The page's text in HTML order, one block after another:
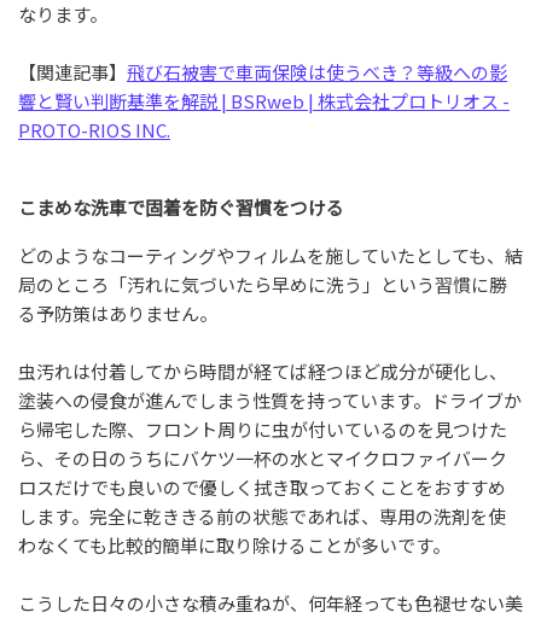
なります。
【関連記事】 飛び石被害で車両保険は使うべき？等級への影
響と賢い判断基準を解説 | BSRweb | 株式会社プロトリオス -
PROTO-RIOS INC.
こまめな洗車で固着を防ぐ習慣をつける
どのようなコーティングやフィルムを施していたとしても、結
局のところ「汚れに気づいたら早めに洗う」という習慣に勝
る予防策はありません。
虫汚れは付着してから時間が経てば経つほど成分が硬化し、
塗装への侵食が進んでしまう性質を持っています。ドライブか
ら帰宅した際、フロント周りに虫が付いているのを見つけた
ら、その日のうちにバケツ一杯の水とマイクロファイバーク
ロスだけでも良いので優しく拭き取っておくことをおすすめ
します。完全に乾ききる前の状態であれば、専用の洗剤を使
わなくても比較的簡単に取り除けることが多いです。
こうした日々の小さな積み重ねが、何年経っても色褪せない美